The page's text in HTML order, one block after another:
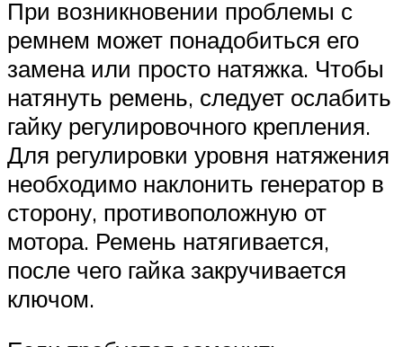
При возникновении проблемы с
ремнем может понадобиться его
замена или просто натяжка. Чтобы
натянуть ремень, следует ослабить
гайку регулировочного крепления.
Для регулировки уровня натяжения
необходимо наклонить генератор в
сторону, противоположную от
мотора. Ремень натягивается,
после чего гайка закручивается
ключом.